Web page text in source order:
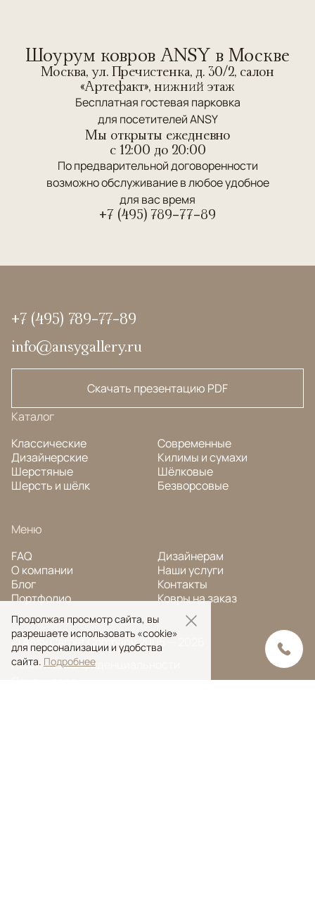
Шоурум ковров ANSY в Москве
Москва, ул. Пречистенка, д. 30/2, салон
«Артефакт», нижний этаж
Бесплатная гостевая парковка
для посетителей ANSY
Мы открыты ежедневно
c 12:00 до 20:00
По предварительной договоренности
возможно обслуживание в любое удобное
для вас время
+7 (495) 789-77-89
+7 (495) 789-77-89
info@ansygallery.ru
Скачать презентацию PDF
Каталог
Классические
Дизайнерские
Шерстяные
Шерсть и шёлк
Современные
Килимы и сумахи
Шёлковые
Безворсовые
Меню
FAQ
О компании
Блог
Портфолио
Дизайнерам
Наши услуги
Контакты
Ковры на заказ
© Ansy Carpet Company 2005 — 2026
Политика конфиденциальности
Продолжая просмотр сайта, вы
разрешаете использовать «cookie»
для персонализации и удобства
сайта. Подробнее